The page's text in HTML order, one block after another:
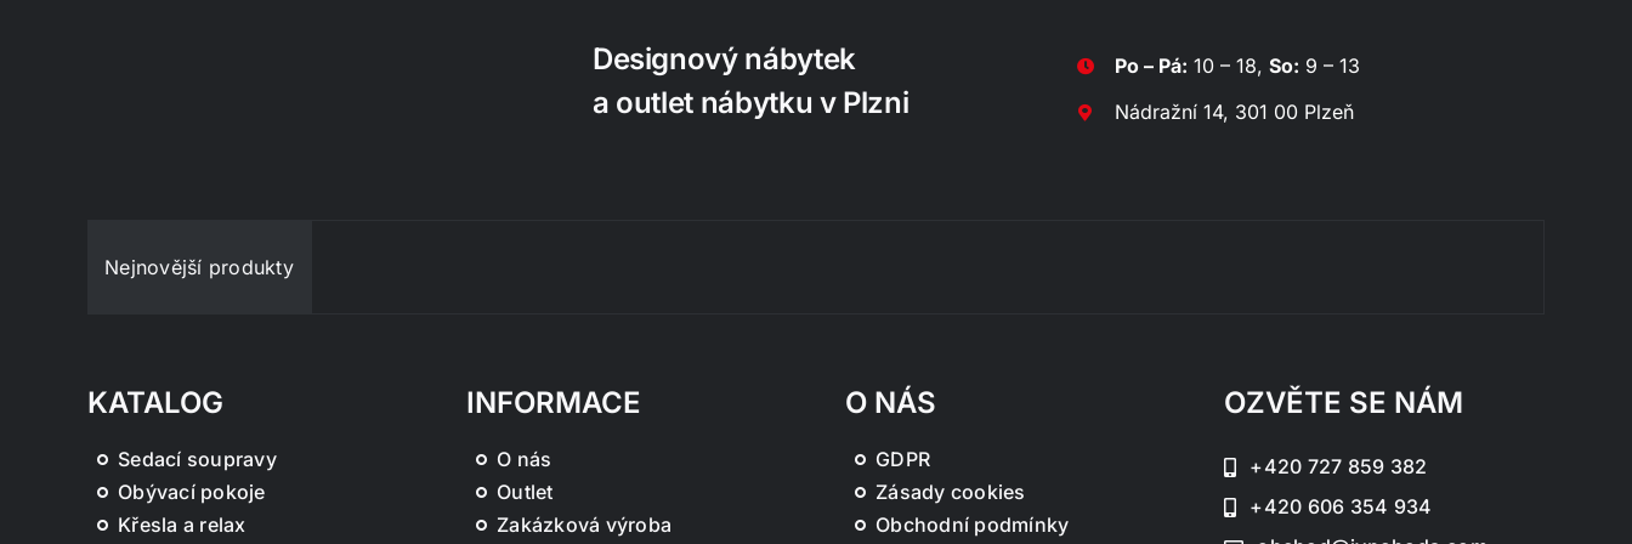
Designový nábytek
a outlet nábytku v Plzni
Po – Pá: 10 – 18,So: 9 – 13
Nádražní 14, 301 00 Plzeň
Nejnovější produkty
KATALOG
Sedací soupravy
Obývací pokoje
Křesla a relax
INFORMACE
O nás
Outlet
Zakázková výroba
O NÁS
GDPR
Zásady cookies
Obchodní podmínky
OZVĚTE SE NÁM
+420 727 859 382
+420 606 354 934